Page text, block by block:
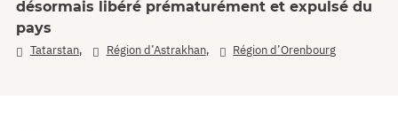
désormais libéré prématurément et expulsé du
pays
Tatarstan, Région d’Astrakhan, Région d’Orenbourg